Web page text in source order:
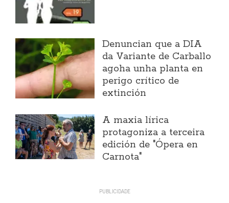
Denuncian que a DIA
da Variante de Carballo
agoha unha planta en
perigo crítico de
extinción
A maxia lírica
protagoniza a terceira
edición de "Ópera en
Carnota"